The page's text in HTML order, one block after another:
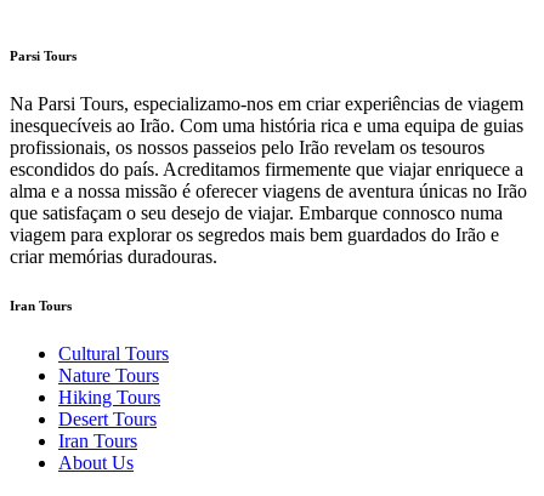
Parsi Tours
Na Parsi Tours, especializamo-nos em criar experiências de viagem
inesquecíveis ao Irão. Com uma história rica e uma equipa de guias
profissionais, os nossos passeios pelo Irão revelam os tesouros
escondidos do país. Acreditamos firmemente que viajar enriquece a
alma e a nossa missão é oferecer viagens de aventura únicas no Irão
que satisfaçam o seu desejo de viajar. Embarque connosco numa
viagem para explorar os segredos mais bem guardados do Irão e
criar memórias duradouras.
Iran Tours
Cultural Tours
Nature Tours
Hiking Tours
Desert Tours
Iran Tours
About Us